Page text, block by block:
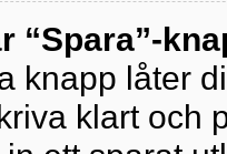
“Spara”-
knapp låter
klart och